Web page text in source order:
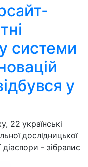
системи
у
22 українські
дослідницької
діаспори – зібралис